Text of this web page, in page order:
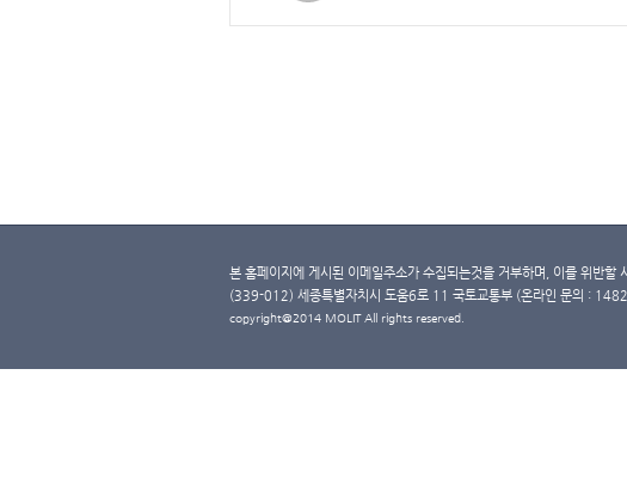
본 홈페이지에 게시된 이메일주소가 수집되는것을 거부하며, 이를 위반할
(339-012) 세종특별자치시 도움6로 11 국토교통부 (온라인 문의 :
copyright@2014 MOLIT All rights reserved.